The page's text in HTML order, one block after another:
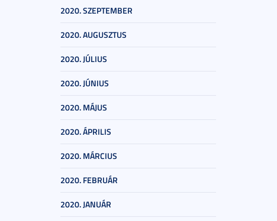
2020. SZEPTEMBER
2020. AUGUSZTUS
2020. JÚLIUS
2020. JÚNIUS
2020. MÁJUS
2020. ÁPRILIS
2020. MÁRCIUS
2020. FEBRUÁR
2020. JANUÁR